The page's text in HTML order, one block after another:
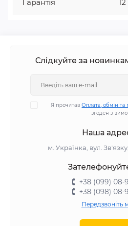
Гарантія 12
Слідкуйте за
Я прочитав Оплата, обмін та
згоден з
Наша
м. Українка, вул.
+38 (099) 08-
+38 (098) 08-
Передзвоніть